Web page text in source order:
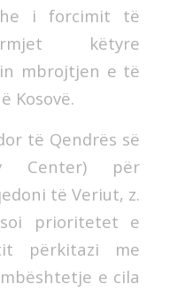
i forcimit të
këtyre
mbrojtjen e të
Kosovë.
të Qendrës së
Center) për
të Veriut, z.
prioritetet e
përkitazi me
e cila